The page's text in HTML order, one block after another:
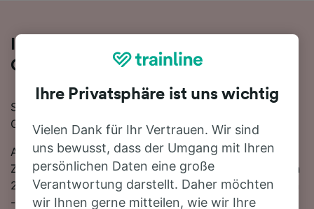
Ihre Zugfahrt von Sapri nach Villa San
Giovanni
Sie planen eine Zugfahrt von Sapri nach Villa San
Giovanni? Starten Sie jetzt Ihre Suche!
Auf der 207 km langen Strecke fahren in der Regel 16
Züge, die schnellste Reisezeit beträgt dabei 2 Stunden
27 Minuten. Einfach zurücklehnen und stressfrei reisen
- mit den direkten Verbindungen, die auf dieser Route
Ihre Privatsphäre ist uns wichtig
Vielen Dank für Ihr Vertrauen. Wir sind
uns bewusst, dass der Umgang mit Ihren
persönlichen Daten eine große
Verantwortung darstellt. Daher möchten
wir Ihnen gerne mitteilen, wie wir Ihre